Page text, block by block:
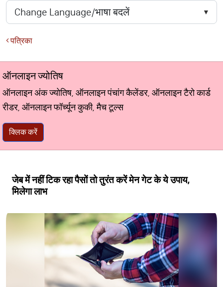
पत्रिका
ऑनलाइन ज्योतिष
ऑनलाइन अंक ज्योतिष, ऑनलाइन पंचांग कैलेंडर, ऑनलाइन टैरो कार्ड
रीडर, ऑनलाइन फॉर्च्यून कुकी, मैच टूल्स
क्लिक करें
जेब में नहीं टिक रहा पैसों तो तुरंत करें मेन गेट के ये उपाय,
मिलेगा लाभ